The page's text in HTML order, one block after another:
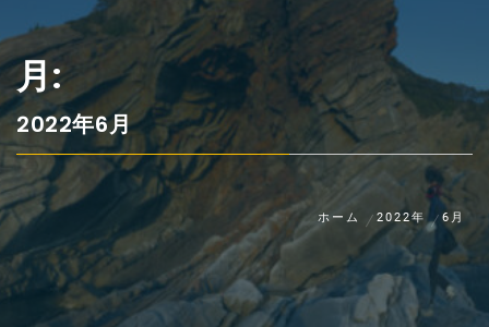
月:
2022年6月
ホーム 2022年 6月